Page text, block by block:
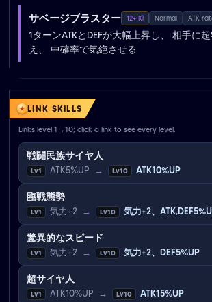
サベージブラスター 12+ Ki Normal ATK
1ターンATKとDEFが大幅上昇し、 相手に
え、 中確率で気絶させる
LINK SKILLS
Links level 1→10; click a link to see every level.
戦闘民族サイヤ人
Lv1 ATK5%UP → Lv10 ATK10%UP
臨戦態勢
Lv1 気力+2 → Lv10 気力+2、
驚異的なスピード
Lv1 気力+2 → Lv10 気力+2、DEF5%UP
超サイヤ人
Lv1 ATK10%UP → Lv10 ATK15%UP